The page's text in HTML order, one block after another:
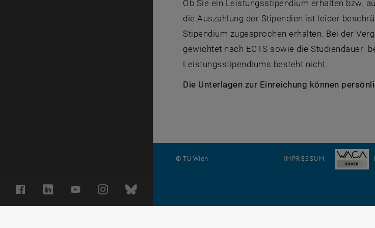
FacebookLinkedInYouTubeInstagramBluesky
Ob Sie ein Leistungsstipendium erhalten bzw.
die Auszahlung der Stipendien ist leider
Stipendium zugesprochen erhalten. Bei der
gewichtet nach ECTS sowie die Studiendauer
Leistungsstipendiums besteht nicht.
Die Unterlagen zur Einreichung können
© TU Wien IMPRESSUM